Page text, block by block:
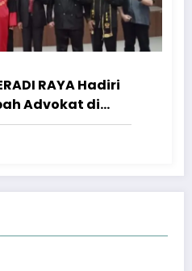
RAYA Hadiri
Advokat di
Tengah